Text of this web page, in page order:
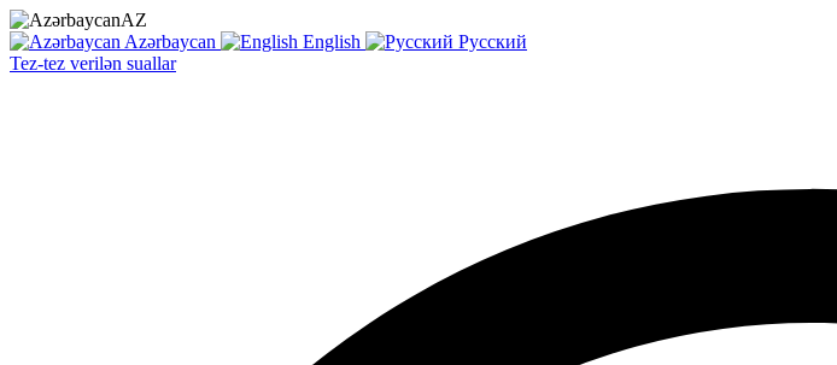
AZ
Azərbaycan
English
Русский
Tez-tez verilən suallar